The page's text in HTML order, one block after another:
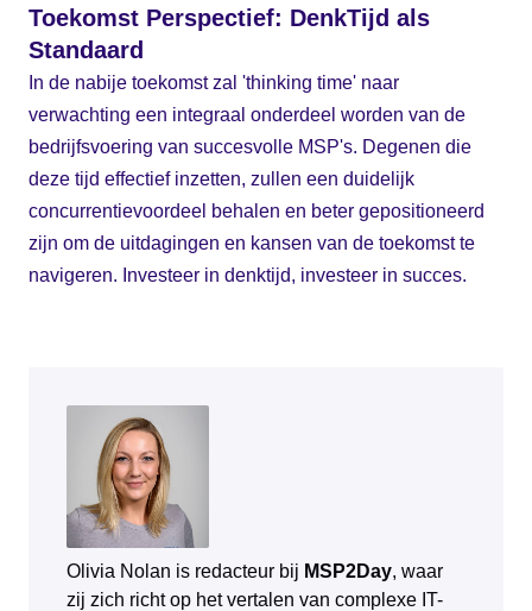
Toekomst Perspectief: DenkTijd als
Standaard
In de nabije toekomst zal 'thinking time' naar
verwachting een integraal onderdeel worden van de
bedrijfsvoering van succesvolle MSP's. Degenen die
deze tijd effectief inzetten, zullen een duidelijk
concurrentievoordeel behalen en beter gepositioneerd
zijn om de uitdagingen en kansen van de toekomst te
navigeren. Investeer in denktijd, investeer in succes.
Olivia Nolan is redacteur bij MSP2Day, waar
zij zich richt op het vertalen van complexe IT-